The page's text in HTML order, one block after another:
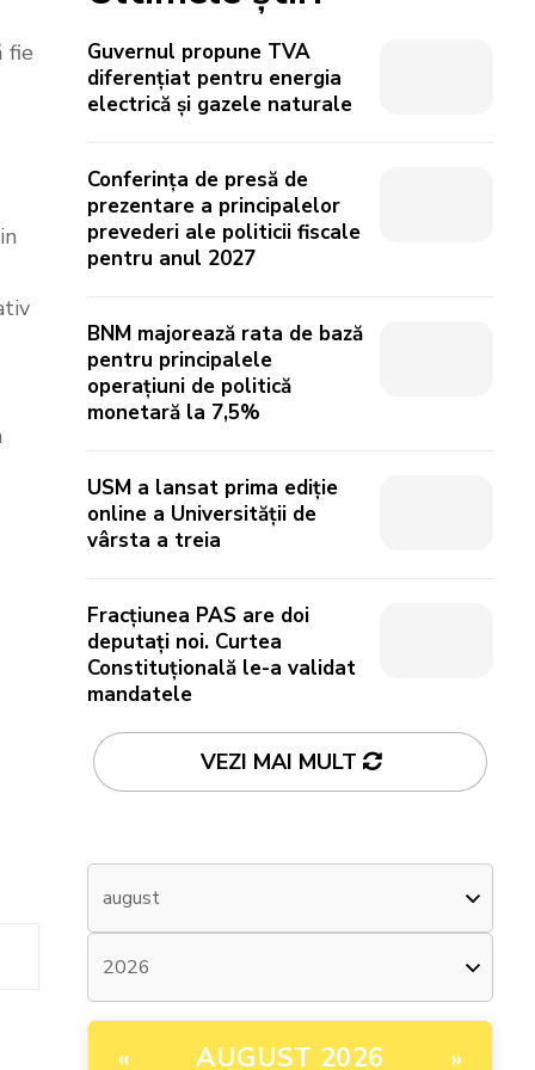
fie
Guvernul propune TVA
diferențiat pentru energia
electrică și gazele naturale
Conferința de presă de
prezentare a principalelor
prevederi ale politicii fiscale
pentru anul 2027
BNM majorează rata de bază
pentru principalele
operațiuni de politică
monetară la 7,5%
USM a lansat prima ediție
online a Universității de
vârsta a treia
Fracțiunea PAS are doi
deputați noi. Curtea
Constituțională le-a validat
mandatele
VEZI MAI MULT
« AUGUST 2026 »